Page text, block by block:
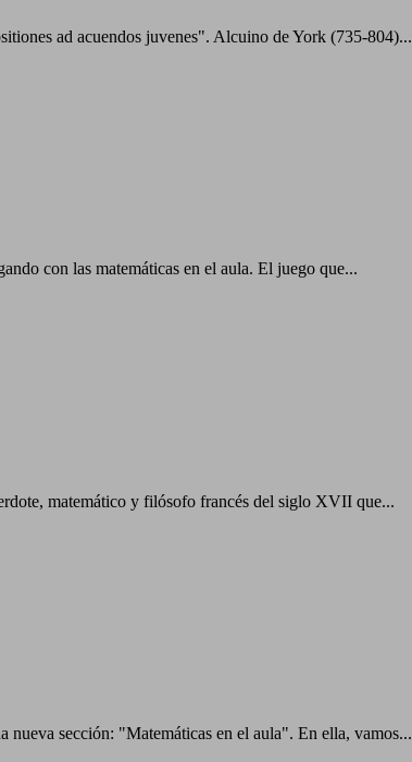
ad acuendos juvenes". Alcuino de York (735-804)...
con las matemáticas en el aula. El juego que...
matemático y filósofo francés del siglo XVII que...
nueva sección: "Matemáticas en el aula". En ella, vamos...